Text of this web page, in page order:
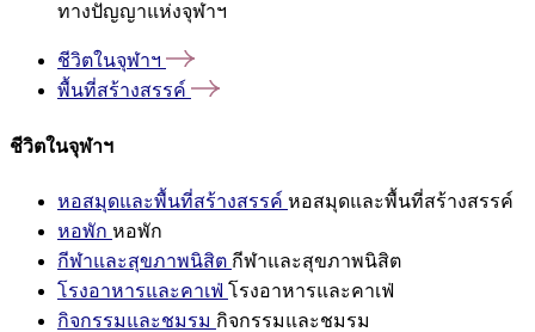
ทางปัญญาแห่งจุฬาฯ
ชีวิตในจุฬาฯ
พื้นที่สร้างสรรค์
ชีวิตในจุฬาฯ
หอสมุดและพื้นที่สร้างสรรค์ หอสมุดและพื้นที่สร้างสรรค์
หอพัก หอพัก
กีฬาและสุขภาพนิสิต กีฬาและสุขภาพนิสิต
โรงอาหารและคาเฟ่ โรงอาหารและคาเฟ่
กิจกรรมและชมรม กิจกรรมและชมรม